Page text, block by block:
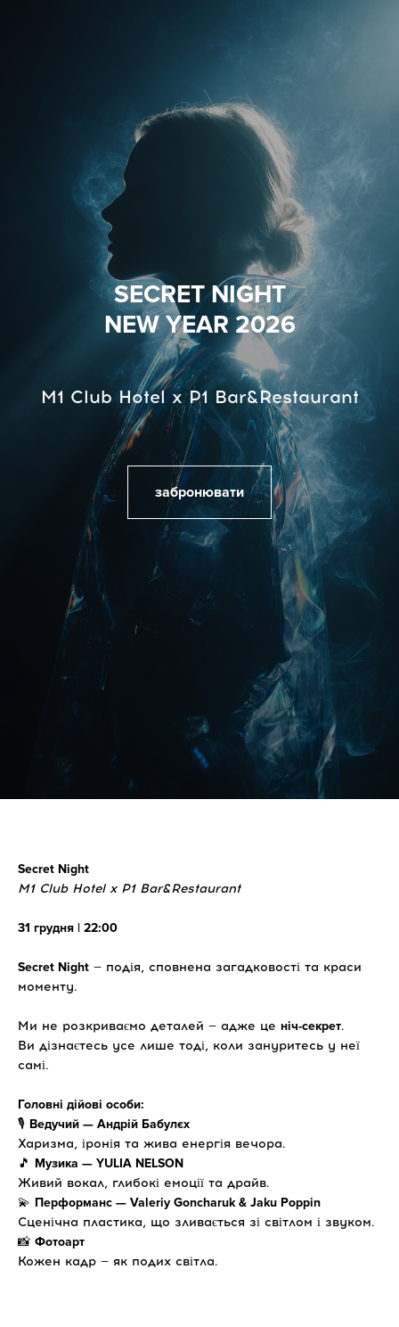
SECRET NIGHT
NEW YEAR 2026
M1 Club Hotel x P1 Bar&Restaurant
забронювати
Secret Night
M1 Club Hotel x P1 Bar&Restaurant
31 грудня | 22:00
Secret Night — подія, сповнена загадковості та краси
моменту.
Ми не розкриваємо деталей — адже це ніч-секрет.
Ви дізнаєтесь усе лише тоді, коли зануритесь у неї
самі.
Головні дійові особи:
🎙 Ведучий — Андрій Бабулєх
Харизма, іронія та жива енергія вечора.
🎵 Музика — YULIA NELSON
Живий вокал, глибокі емоції та драйв.
💫 Перформанс — Valeriy Goncharuk & Jaku Poppin
Сценічна пластика, що зливається зі світлом і звуком.
📸 Фотоарт
Кожен кадр — як подих світла.